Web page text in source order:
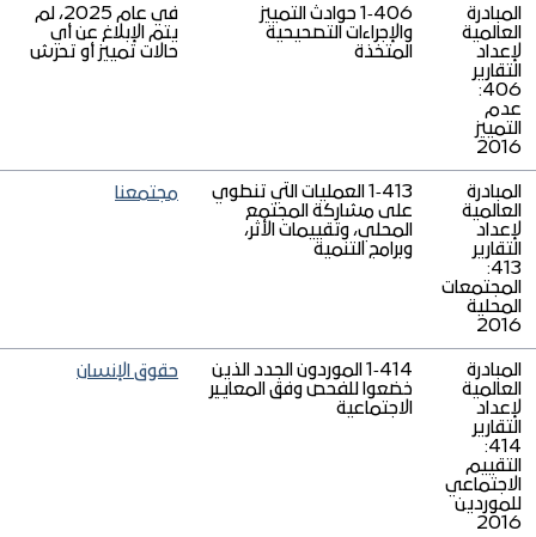
المبادرة
العالمية
لإعداد
التقارير
406:
عدم
التمييز
2016
406‑1 حوادث التمييز
والإجراءات التصحيحية
المتخذة
في عام 2025، لم
يتم الإبلاغ عن أي
حالات تمييز أو تحرش
المبادرة
العالمية
لإعداد
التقارير
413:
المجتمعات
المحلية
2016
413‑1 العمليات التي تنطوي
على مشاركة المجتمع
المحلي، وتقييمات الأثر،
وبرامج التنمية
مجتمعنا
المبادرة
العالمية
لإعداد
التقارير
414:
التقييم
الاجتماعي
للموردين
2016
414‑1 الموردون الجدد الذين
خضعوا للفحص وفق المعايير
الاجتماعية
حقوق الإنسان